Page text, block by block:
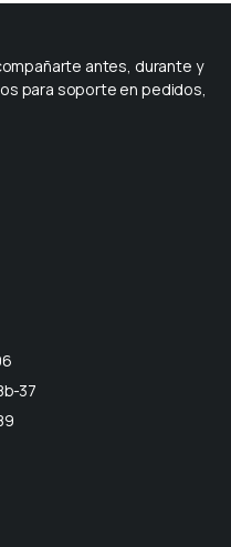
antes, durante y
para soporte en pedidos,
37